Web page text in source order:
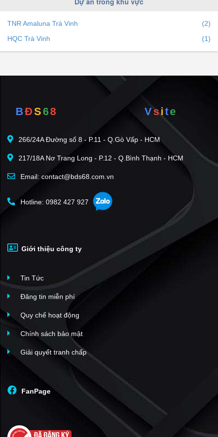
Mua bán nhà đất Trà Vinh dưới 1 tỷ
Mua bán nhà đất Trà Vinh diện tích trên 80m²
Mua bán nhà đất Trà Vinh diện tích trên 100m²
TNR Amaluna Trà Vinh
(2)
HQC Trà Vinh
(1)
BĐS68 Vsite
266/24A Đường số 8 - P.11 - Q.Gò Vấp - HCM
217/18A Nơ Trang Long - P.12 - Q.Bình Thạnh - HCM
Email: contact@bds68.com.vn
Hotline: 0982 427 927
Giới thiệu công ty
Tin Tức
Đăng tin miễn phí
Quy chế hoạt động
Chính sách bảo mật
Giải quyết tranh chấp
FanPage